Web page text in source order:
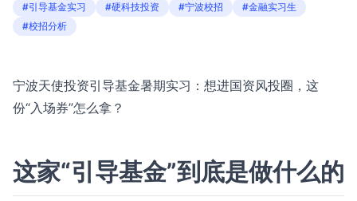
#引导基金实习
#硬科技投资 #宁波校招
#金融实习生
#校招分析
宁波天使投资引导基金暑期实习：想进国资风投圈，这
份“入场券”怎么拿？
这家“引导基金”到底是做什么的